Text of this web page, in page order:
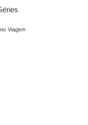
Viagem